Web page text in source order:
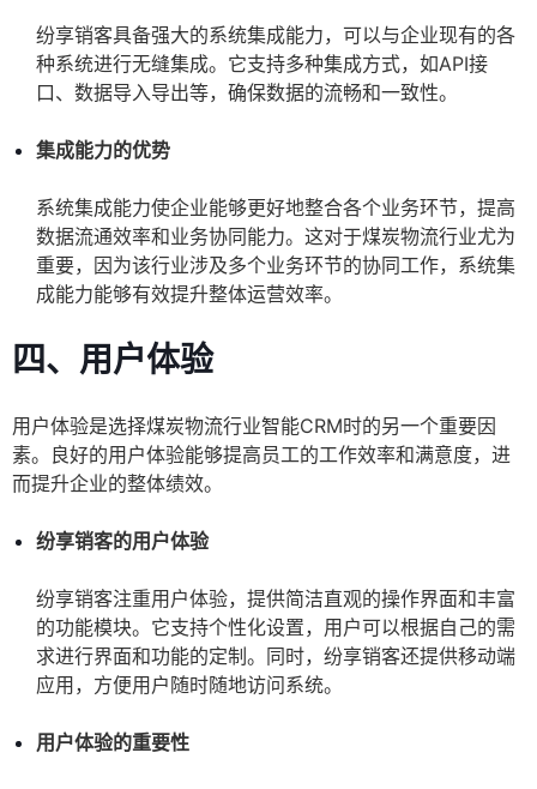
纷享销客具备强大的系统集成能力，可以与企业现有的各
种系统进行无缝集成。它支持多种集成方式，如API接
口、数据导入导出等，确保数据的流畅和一致性。
集成能力的优势
系统集成能力使企业能够更好地整合各个业务环节，提高
数据流通效率和业务协同能力。这对于煤炭物流行业尤为
重要，因为该行业涉及多个业务环节的协同工作，系统集
成能力能够有效提升整体运营效率。
四、用户体验
用户体验是选择煤炭物流行业智能CRM时的另一个重要因
素。良好的用户体验能够提高员工的工作效率和满意度，进
而提升企业的整体绩效。
纷享销客的用户体验
纷享销客注重用户体验，提供简洁直观的操作界面和丰富
的功能模块。它支持个性化设置，用户可以根据自己的需
求进行界面和功能的定制。同时，纷享销客还提供移动端
应用，方便用户随时随地访问系统。
用户体验的重要性